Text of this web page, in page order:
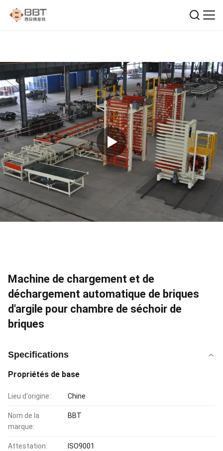
Machine de chargement et de
déchargement automatique de briques
d'argile pour chambre de séchoir de
briques
Specifications
Propriétés de base
Lieu d'origine: Chine
Nom de la
marque:
BBT
Attestation: ISO9001